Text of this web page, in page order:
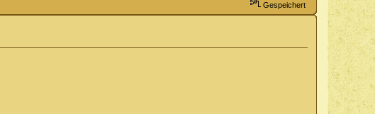
Gespeichert